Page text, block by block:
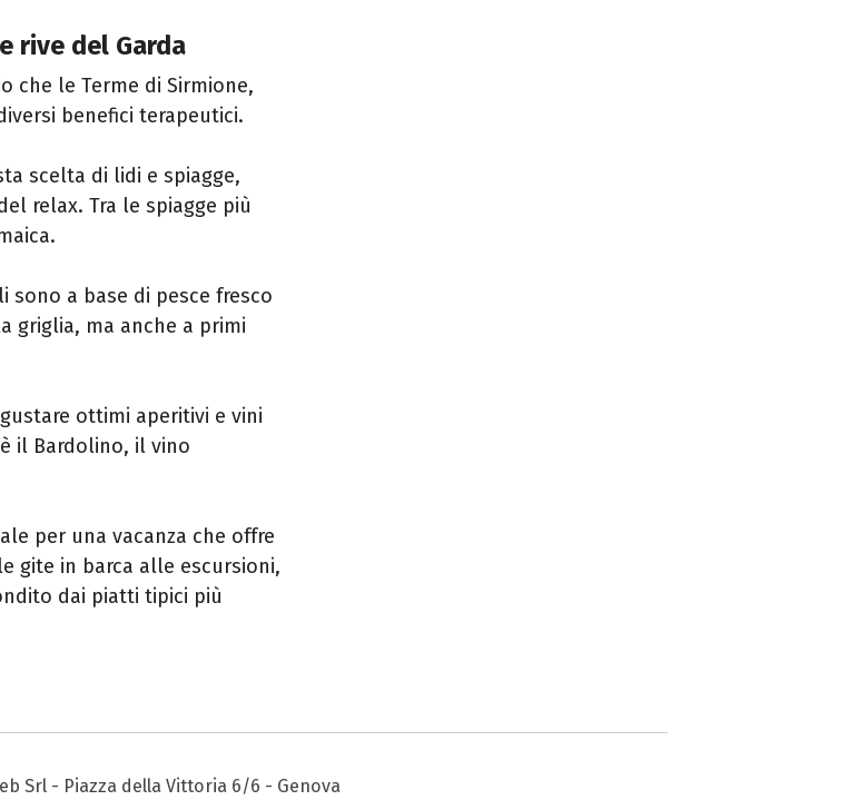
rive del Garda
che le Terme di Sirmione,
benefici terapeutici.
scelta di lidi e spiagge,
relax. Tra le spiagge più
a base di pesce fresco
griglia, ma anche a primi
ottimi aperitivi e vini
il Bardolino, il vino
per una vacanza che offre
gite in barca alle escursioni,
dai piatti tipici più
Srl - Piazza della Vittoria 6/6 - Genova